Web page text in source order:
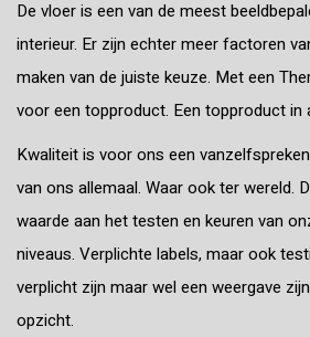
De vloer is een van de meest
interieur. Er zijn echter meer factoren
maken van de juiste keuze. Met een
voor een topproduct. Een topproduct in
Kwaliteit is voor ons een
van ons allemaal. Waar ook ter wereld.
waarde aan het testen en keuren van
niveaus. Verplichte labels, maar ook
verplicht zijn maar wel een weergave
opzicht.